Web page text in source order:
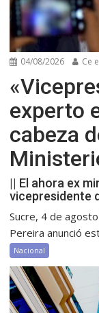
04/08/2026 Ce
experto
cabeza
|| El ahora ex
vicepresidente
Sucre, 4 de
Pereira anunció
Nacional